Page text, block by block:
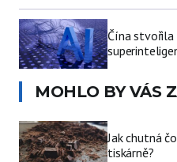
Čína
MOHLO BY VÁS
Jak chutná
tiskárně?